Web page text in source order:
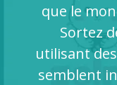
À propos
que le
Sortez
utilisant
semblent